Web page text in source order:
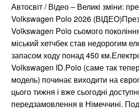
Автосвіт / Відео – Великі зміни:
Volkswagen Polo 2026
Volkswagen Polo сьомого
міський хетчбек став недорогим
запасом ходу понад 450
Volkswagen ID.Polo (саме так
модель) починає виходити на
цього тижня і вже сьогодні
передзамовлення в Німеччині.